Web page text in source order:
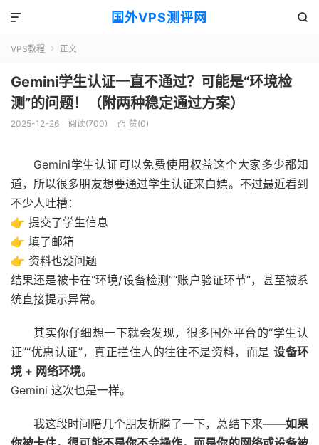
国外VPS测评网 

VPS教程  正文
Gemini学生认证一直不通过？可能是“环境检
测”的问题！（附两种稳定通过方案）
2025-12-26 阅读(700)  赞(0)
Gemini学生认证可以免费使用权益这个大家多少都知
道，所以很多朋友想要通过学生认证来白嫖。不过最近看到
不少人吐槽：
👉 提交了学生信息
👉 填了邮箱
👉 资料也没问题
结果还是被卡在“环境/设备检测”“账户验证环节”，甚至被系
统直接提示异常。
其实你仔细想一下就会发现，很多国外平台的“学生认
证”“优惠认证”，真正拦住人的往往不是资料，而是设备环
境 + 网络环境。
Gemini 这次也是一样。
我这段时间陪几个朋友折腾了一下，总结下来——如果